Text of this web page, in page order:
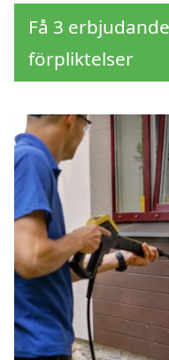
Få 3
förpliktelser